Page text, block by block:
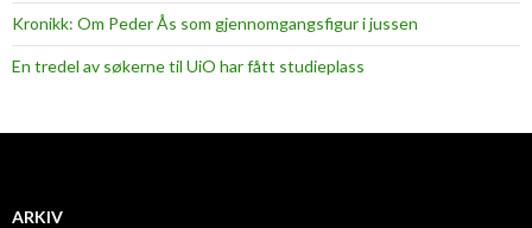
Kronikk: Om Peder Ås som gjennomgangsfigur i jussen
En tredel av søkerne til UiO har fått studieplass
ARKIV